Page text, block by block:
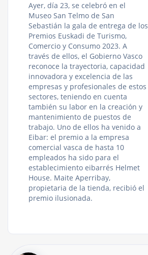
Ayer, día 23, se celebró en el
Museo San Telmo de San
Sebastián la gala de entrega de los
Premios Euskadi de Turismo,
Comercio y Consumo 2023. A
través de ellos, el Gobierno Vasco
reconoce la trayectoria, capacidad
innovadora y excelencia de las
empresas y profesionales de estos
sectores, teniendo en cuenta
también su labor en la creación y
mantenimiento de puestos de
trabajo. Uno de ellos ha venido a
Eibar: el premio a la empresa
comercial vasca de hasta 10
empleados ha sido para el
establecimiento eibarrés Helmet
House. Maite Aperribay,
propietaria de la tienda, recibió el
premio ilusionada.